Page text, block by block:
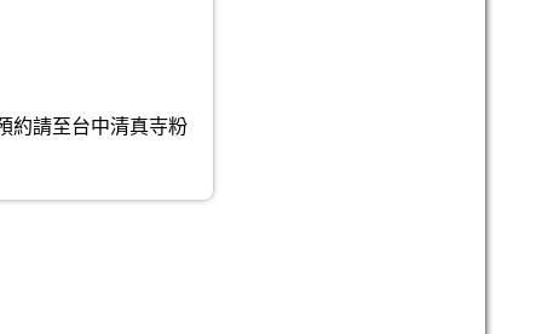
約請至台中清真寺粉